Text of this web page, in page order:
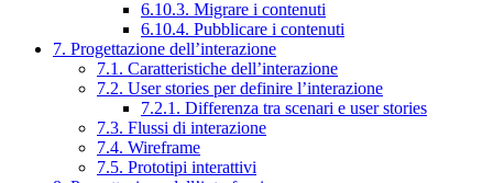
6.10.3. Migrare i contenuti
6.10.4. Pubblicare i contenuti
7. Progettazione dell’interazione
7.1. Caratteristiche dell’interazione
7.2. User stories per definire l’interazione
7.2.1. Differenza tra scenari e user stories
7.3. Flussi di interazione
7.4. Wireframe
7.5. Prototipi interattivi